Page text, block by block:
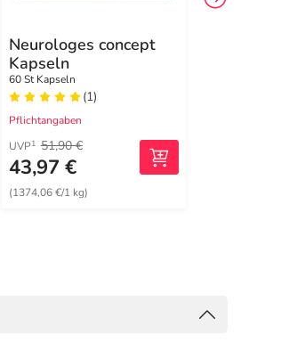
Neurologes concept
Kapseln
60 St Kapseln
(1)
Pflichtangaben
UVP1 51,90 €
43,97 €
(1374,06 €/1 kg)